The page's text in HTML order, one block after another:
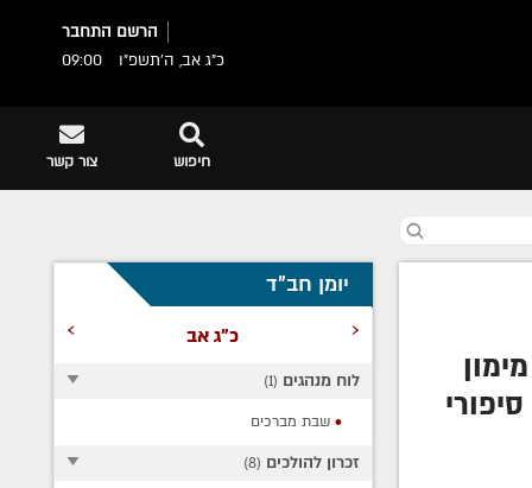
הרשם התחבר
כ"ג אב, ה׳תשפ״ו
09:00
צור קשר חיפוש
יומן חב"ד
‹
› כ"ג אב
לוח מנהגים (
1
)
שבת מברכים
זכרון להולכים (
8
)